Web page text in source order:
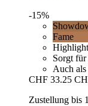
-15%
Fame
Sorgt
Auch
CHF 33.25
Zustellung bis